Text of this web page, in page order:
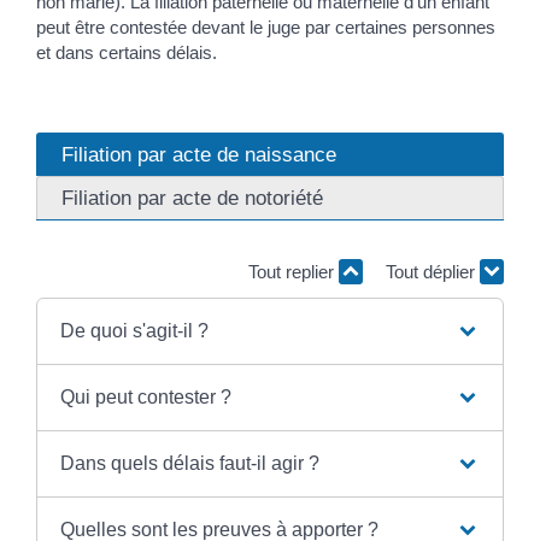
peut être contestée devant le juge par certaines personnes
et dans certains délais.
Filiation par acte de naissance
Filiation par acte de notoriété
Tout replier Tout déplier
De quoi s'agit-il ?
Qui peut contester ?
Dans quels délais faut-il agir ?
Quelles sont les preuves à apporter ?